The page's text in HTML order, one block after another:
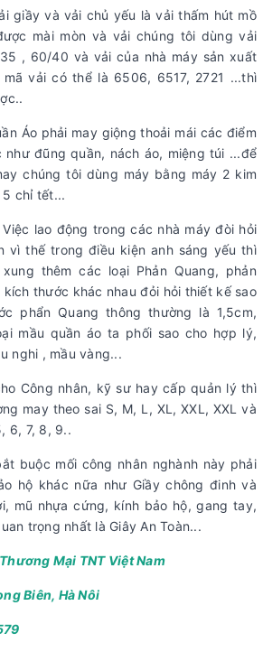
giầy và vải chủ yếu là vải thấm hút mồ
mài mòn và vải chúng tôi dùng vải
, 60/40 và vải của nhà máy sản xuất
mã vải có thể là 6506, 6517, 2721 ...thì
Áo phải may giộng thoải mái các điểm
đũng quần, nách áo, miệng túi ...để
chúng tôi dùng máy bằng máy 2 kim
5 chỉ tết...
lao động trong các nhà máy đòi hỏi
vì thế trong điều kiện anh sáng yếu thì
thêm các loại Phản Quang, phản
thước khác nhau đỏi hỏi thiết kế sao
phẩn Quang thông thường là 1,5cm,
mầu quần áo ta phối sao cho hợp lý,
nghi , mầu vàng...
Công nhân, kỹ sư hay cấp quản lý thì
may theo sai S, M, L, XL, XXL, XXL và
6, 7, 8, 9..
buộc mối công nhân nghành này phải
hộ khác nữa như Giầy chông đinh và
mũ nhựa cứng, kính bảo hộ, gang tay,
trọng nhất là Giây An Toàn...
Mại TNT Việt Nam
Biên, Hà Nôi